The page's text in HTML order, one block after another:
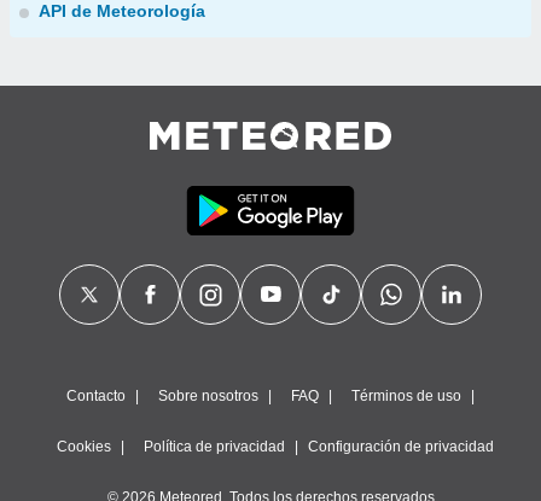
API de Meteorología
Contacto Sobre nosotros FAQ Términos de uso
Cookies Política de privacidad Configuración de privacidad
© 2026 Meteored. Todos los derechos reservados